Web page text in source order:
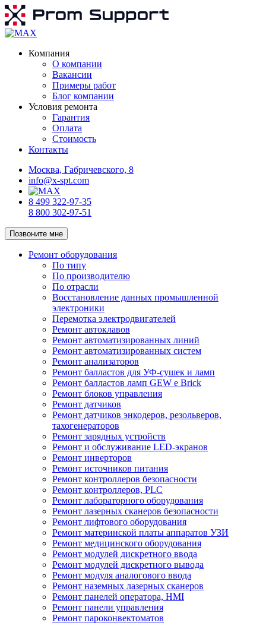
Компания
О компании
Вакансии
Примеры работ
Блог компании
Условия ремонта
Гарантия
Оплата
Стоимость
Контакты
Москва, Габричевского, 8
info@x-spt.com
8 499 322-97-35
8 800 302-97-51
Позвоните мне
Ремонт оборудования
По типу
По производителю
По отрасли
Восстановление данных промышленной
электроники
Перемотка электродвигателей
Ремонт автоклавов
Ремонт автоматизированных линий
Ремонт автоматизированных систем
Ремонт анализаторов
Ремонт балластов для УФ-сушек и ламп
Ремонт балластов ламп GEW e Brick
Ремонт блоков управления
Ремонт датчиков
Ремонт датчиков энкодеров, резольверов,
тахогенераторов
Ремонт зарядных устройств
Ремонт и обслуживание LED-экранов
Ремонт инверторов
Ремонт источников питания
Ремонт контроллеров безопасности
Ремонт контроллеров, PLC
Ремонт лабораторного оборудования
Ремонт лазерных сканеров безопасности
Ремонт лифтового оборудования
Ремонт материнской платы аппаратов УЗИ
Ремонт медицинского оборудования
Ремонт модулей дискретного ввода
Ремонт модулей дискретного вывода
Ремонт модуля аналогового ввода
Ремонт наземных лазерных сканеров
Ремонт панелей оператора, HMI
Ремонт панели управления
Ремонт пароконвектоматов